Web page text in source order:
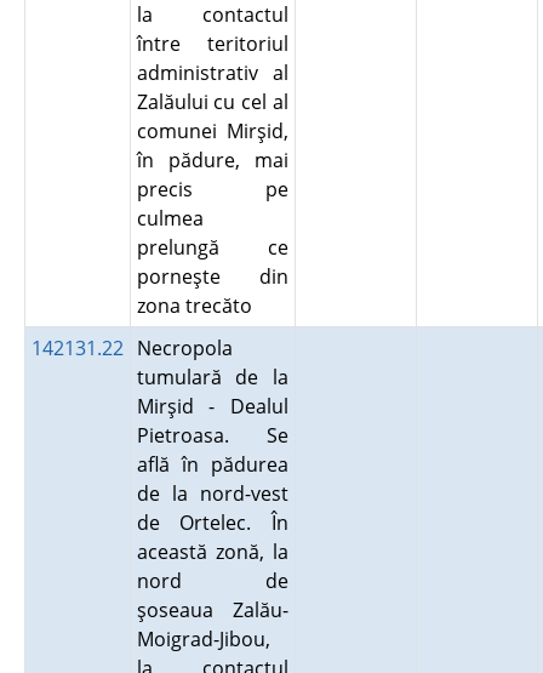
la contactul
între teritoriul
administrativ al
Zalăului cu cel al
comunei Mirşid,
în pădure, mai
precis pe
culmea
prelungă ce
porneşte din
zona trecăto
142131.22 Necropola
tumulară de la
Mirşid - Dealul
Pietroasa. Se
află în pădurea
de la nord-vest
de Ortelec. În
această zonă, la
nord de
şoseaua Zalău-
Moigrad-Jibou,